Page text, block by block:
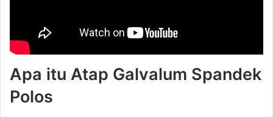
Apa itu Atap Galvalum Spandek
Polos